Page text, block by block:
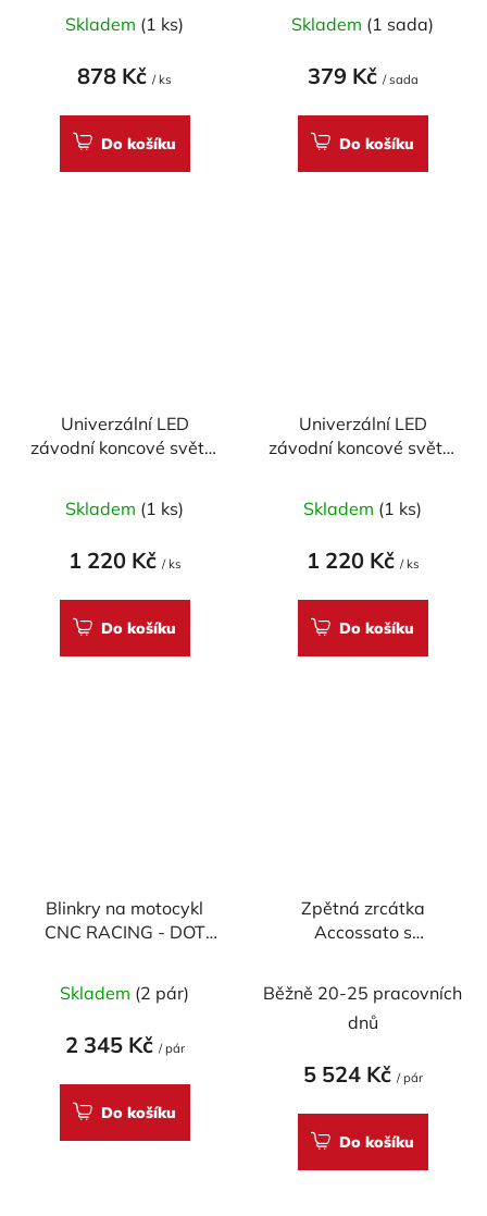
Skladem (1 ks)
878 Kč / ks
Do košíku
Skladem (1 sada)
379 Kč / sada
Do košíku
Univerzální LED
závodní koncové světlo
hodnocení
produktu
z
Skladem (1 ks)
1 220 Kč / ks
Do košíku
Univerzální LED
závodní koncové světlo
Skladem (1 ks)
1 220 Kč / ks
Do košíku
Blinkry na motocykl
CNC RACING - DOT
Skladem (2 pár)
2 345 Kč / pár
Do košíku
Zpětná zrcátka
Accossato s
Běžně 20-25 pracovních
dnů
5 524 Kč / pár
Do košíku